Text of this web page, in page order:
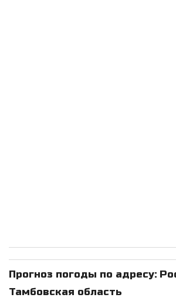
Прогноз погоды по адресу:
Тамбовская область